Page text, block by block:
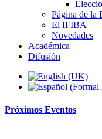
Página de la
El IFIBA
Novedades
Académica
Difusión
Próximos Eventos